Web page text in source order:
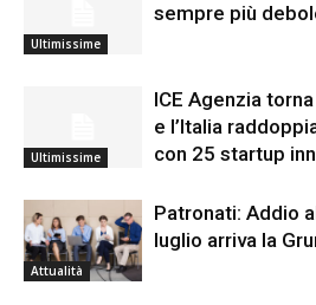
Ultimissime
sempre più
Ultimissime
ICE Agenzia
e l’Italia
con 25 startup
Attualità
Patronati: Addio
luglio arriva la